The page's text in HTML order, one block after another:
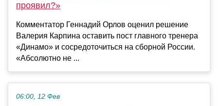
проявил?»
Комментатор Геннадий Орлов оценил решение
Валерия Карпина оставить пост главного тренера
«Динамо» и сосредоточиться на сборной России.
«Абсолютно не ...
06:00, 12 Фев